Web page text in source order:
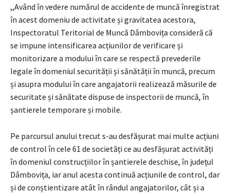
,,Având în vedere numărul de accidente de muncă înregistrat
în acest domeniu de activitate și gravitatea acestora,
Inspectoratul Teritorial de Muncă Dâmbovița consideră că
se impune intensificarea acțiunilor de verificare și
monitorizare a modului în care se respectă prevederile
legale în domeniul securității și sănătății în muncă, precum
și asupra modului în care angajatorii realizează măsurile de
securitate și sănătate dispuse de inspectorii de muncă, în
șantierele temporare și mobile.
Pe parcursul anului trecut s-au desfășurat mai multe acțiuni
de control în cele 61 de societăți ce au desfășurat activități
în domeniul construcțiilor în șantierele deschise, în județul
Dâmbovița, iar anul acesta continuă acțiunile de control, dar
și de conștientizare atât în rândul angajatorilor, cât și a